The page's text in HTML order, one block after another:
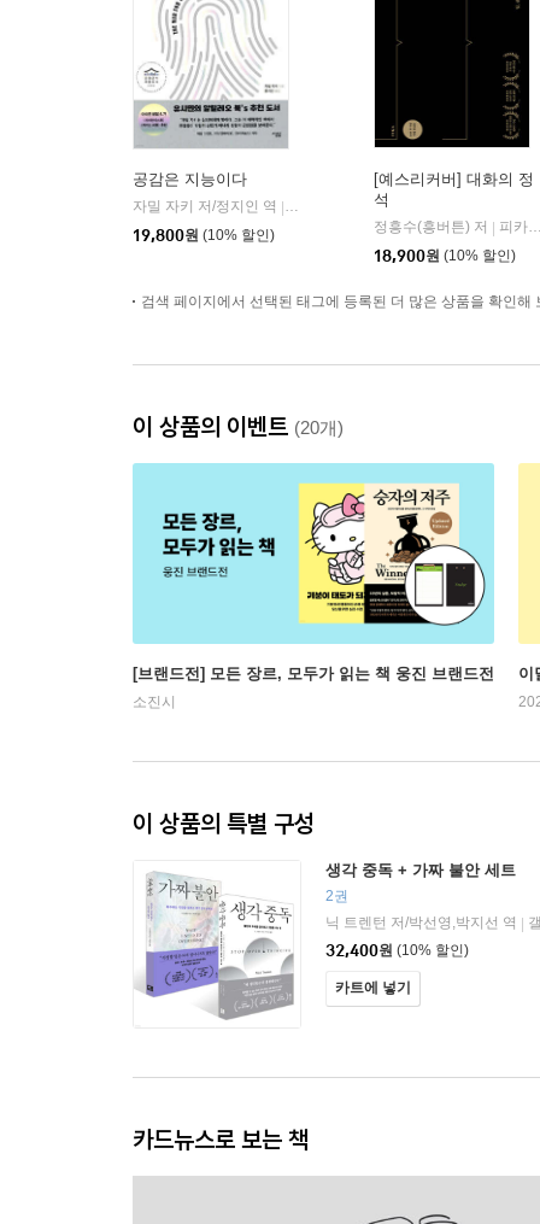
공감은 지능이다
자밀 자키 저/정지인 역
심심
19,800원 (10% 할인)
[예스리커버] 대화의 정
석
정흥수(흥버튼) 저
피카(FIKA)
18,900원 (10% 할인)
검색 페이지에서 선택된 태그에 등록된 더 많은 상품을 확인해
이 상품의 이벤트 (20개)
[브랜드전] 모든 장르, 모두가 읽는 책 웅진 브랜드전
소진시
이
이 상품의 특별 구성
생각 중독 + 가짜 불안 세트
2권
닉 트렌턴 저/박선영,박지선 역
32,400원 (10% 할인)
카트에 넣기
카드뉴스로 보는 책